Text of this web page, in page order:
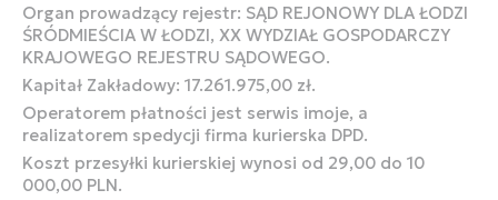
Organ prowadzący rejestr: SĄD REJONOWY DLA ŁODZI
ŚRÓDMIEŚCIA W ŁODZI, XX WYDZIAŁ GOSPODARCZY
KRAJOWEGO REJESTRU SĄDOWEGO.
Kapitał Zakładowy: 17.261.975,00 zł.
Operatorem płatności jest serwis imoje, a
realizatorem spedycji firma kurierska DPD.
Koszt przesyłki kurierskiej wynosi od 29,00 do 10
000,00 PLN.